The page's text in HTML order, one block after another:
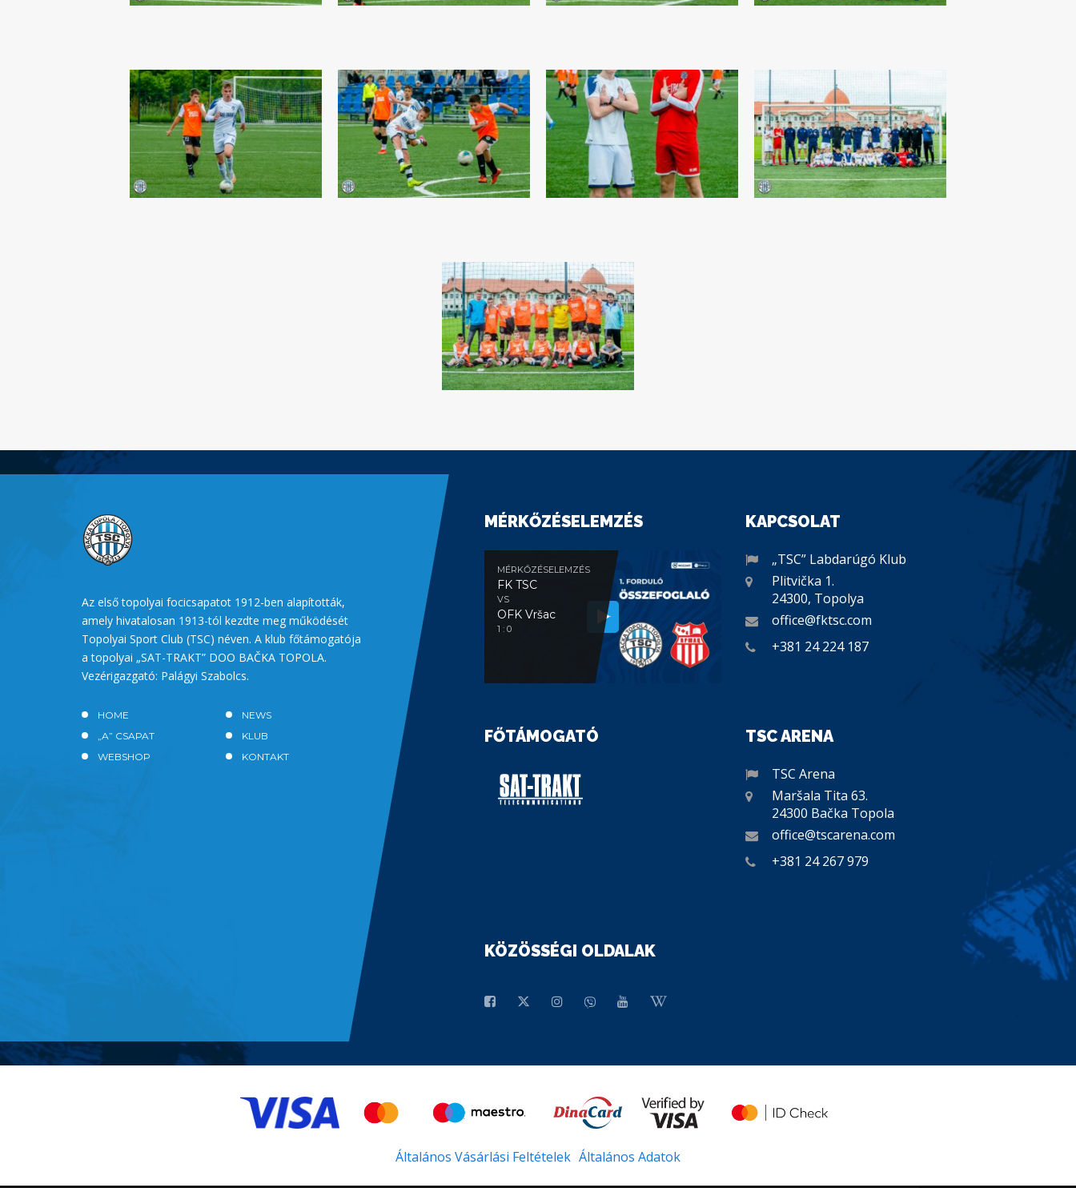
Az első topolyai focicsapatot 1912-ben alapították,
amely hivatalosan 1913-tól kezdte meg működését
Topolyai Sport Club (TSC) néven. A klub főtámogatója
a topolyai „SAT-TRAKT” DOO BAČKA TOPOLA.
Vezérigazgató: Palágyi Szabolcs.
HOME
NEWS
„A” CSAPAT
KLUB
WEBSHOP
KONTAKT
MÉRKŐZÉSELEMZÉS
MÉRKŐZÉSELEMZÉS
FK TSC
VS
OFK Vršac
1 : 0
KAPCSOLAT
„TSC” Labdarúgó Klub
Plitvička 1.
24300, Topolya
office@fktsc.com
+381 24 224 187
FŐTÁMOGATÓ TSC ARENA
TSC Arena
Maršala Tita 63.
24300 Bačka Topola
office@tscarena.com
+381 24 267 979
KÖZÖSSÉGI OLDALAK
Általános Vásárlási Feltételek Általános Adatok